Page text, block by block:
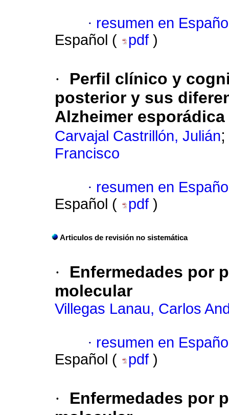
· resumen en
Español (
pdf )
·
Perfil clínico y
posterior y sus
Alzheimer
Carvajal Castrillón, Julián
Francisco
· resumen en
Español (
pdf )
Articulos de revisión no sistemática
·
Enfermedades por
molecular
Villegas Lanau, Carlos
· resumen en
Español (
pdf )
·
Enfermedades por